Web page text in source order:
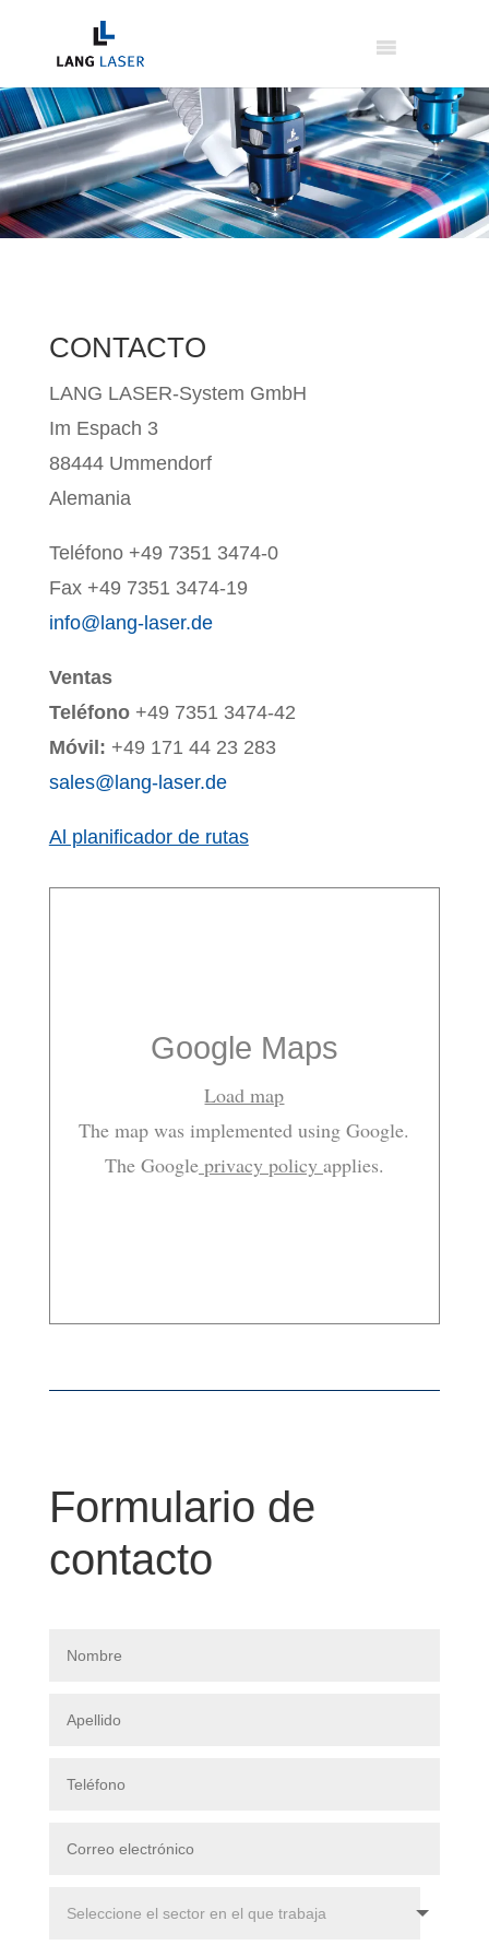
CONTACTO
LANG LASER-System GmbH
Im Espach 3
88444 Ummendorf
Alemania
Teléfono +49 7351 3474-0
Fax +49 7351 3474-19
info@lang-laser.de
Ventas
Teléfono+49 7351 3474-42
Móvil: +49 171 44 23 283
sales@lang-laser.de
Al planificador de rutas
Google Maps
Load map
The map was implemented using Google.
The Googleprivacy policy applies.
Formulario de
contacto